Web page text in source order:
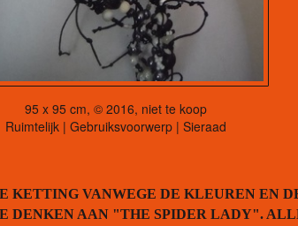
95 x 95 cm, © 2016, niet te koop
Ruimtelijk | Gebruiksvoorwerp | Sieraad
KETTING VANWEGE DE KLEUREN EN
DENKEN AAN "THE SPIDER LADY".